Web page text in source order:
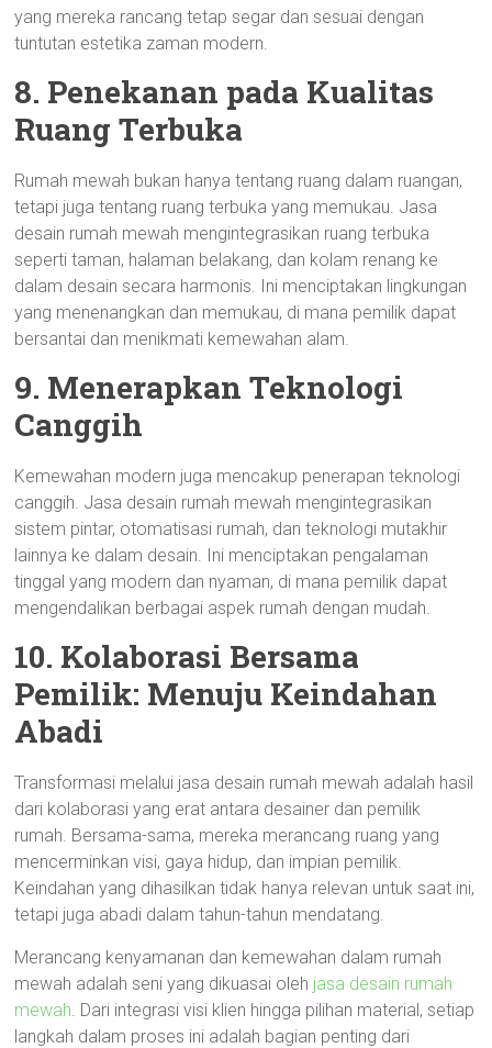
yang mereka rancang tetap segar dan sesuai dengan
tuntutan estetika zaman modern.
8. Penekanan pada Kualitas
Ruang Terbuka
Rumah mewah bukan hanya tentang ruang dalam ruangan,
tetapi juga tentang ruang terbuka yang memukau. Jasa
desain rumah mewah mengintegrasikan ruang terbuka
seperti taman, halaman belakang, dan kolam renang ke
dalam desain secara harmonis. Ini menciptakan lingkungan
yang menenangkan dan memukau, di mana pemilik dapat
bersantai dan menikmati kemewahan alam.
9. Menerapkan Teknologi
Canggih
Kemewahan modern juga mencakup penerapan teknologi
canggih. Jasa desain rumah mewah mengintegrasikan
sistem pintar, otomatisasi rumah, dan teknologi mutakhir
lainnya ke dalam desain. Ini menciptakan pengalaman
tinggal yang modern dan nyaman, di mana pemilik dapat
mengendalikan berbagai aspek rumah dengan mudah.
10. Kolaborasi Bersama
Pemilik: Menuju Keindahan
Abadi
Transformasi melalui jasa desain rumah mewah adalah hasil
dari kolaborasi yang erat antara desainer dan pemilik
rumah. Bersama-sama, mereka merancang ruang yang
mencerminkan visi, gaya hidup, dan impian pemilik.
Keindahan yang dihasilkan tidak hanya relevan untuk saat ini,
tetapi juga abadi dalam tahun-tahun mendatang.
Merancang kenyamanan dan kemewahan dalam rumah
mewah adalah seni yang dikuasai oleh jasa desain rumah
mewah. Dari integrasi visi klien hingga pilihan material, setiap
langkah dalam proses ini adalah bagian penting dari